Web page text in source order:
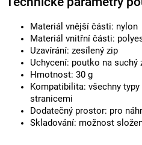
Materiál vnější části: nylon
Materiál vnitřní části:
Uzavírání: zesílený zip
Uchycení: poutko na
Hmotnost: 30 g
Kompatibilita: všechny
stranicemi
Dodatečný prostor: pro
Skladování: možnost